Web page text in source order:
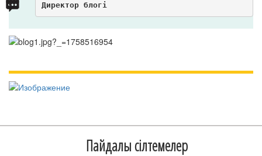
Директор блогі
Пайдалы сілтемелер